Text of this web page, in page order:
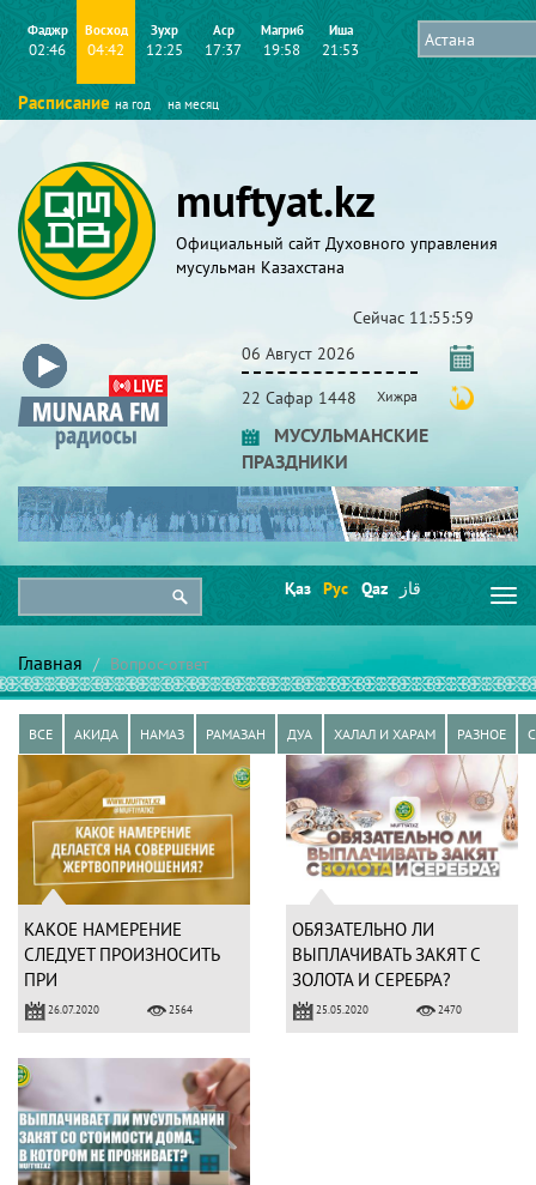
Фаджр
02:46
Восход
04:42
Зухр
12:25
Аср
17:37
Магриб
19:58
Иша
21:53
Расписание на год на месяц
muftyat.kz
Официальный сайт Духовного управления
мусульман Казахстана
Сейчас 11:56:00
06 Август 2026
22 Сафар 1448 Хижра
МУСУЛЬМАНСКИЕ
ПРАЗДНИКИ
Қаз Рус Qaz قاز
Главная Вопрос-ответ
ВСЕ АКИДА НАМАЗ РАМАЗАН ДУА ХАЛАЛ И ХАРАМ РАЗНОЕ
КАКОЕ НАМЕРЕНИЕ
СЛЕДУЕТ ПРОИЗНОСИТЬ
ПРИ
ЖЕРТВОПРИНОШЕНИИ?
26.07.2020 2564
ОБЯЗАТЕЛЬНО ЛИ
ВЫПЛАЧИВАТЬ ЗАКЯТ С
ЗОЛОТА И СЕРЕБРА?
25.05.2020 2470